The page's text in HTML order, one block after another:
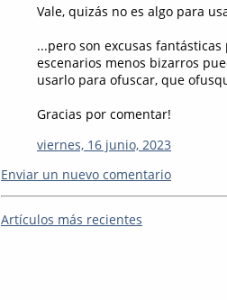
Vale, quizás no es algo para
...pero son excusas
escenarios menos bizarros
usarlo para ofuscar, que
Gracias por comentar!
viernes, 16 junio, 2023
Enviar un nuevo comentario
Artículos más recientes